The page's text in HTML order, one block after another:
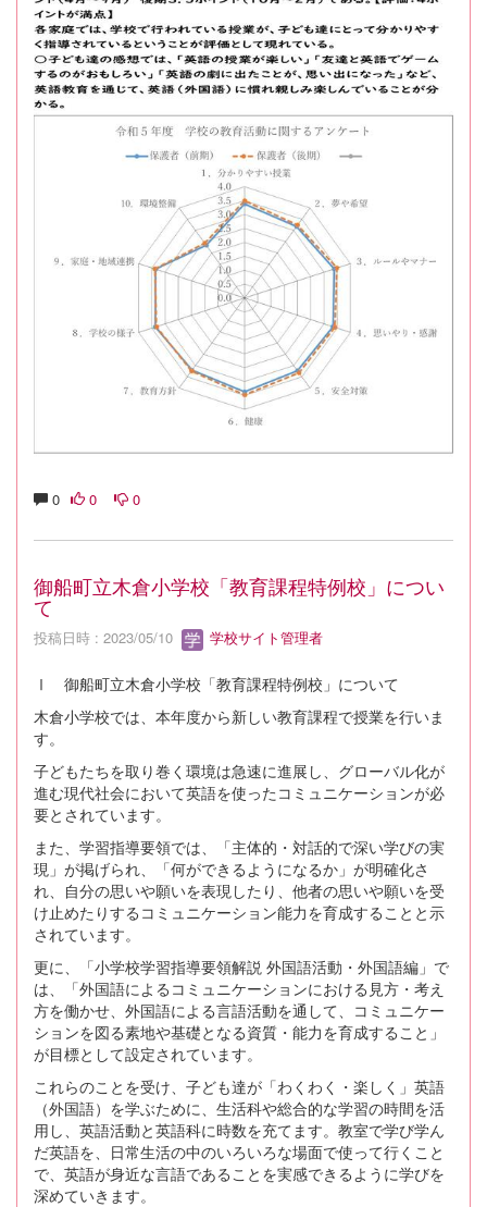
0 0 0
御船町立木倉小学校「教育課程特例校」につい
て
投稿日時 : 2023/05/10 学校サイト管理者
Ⅰ 御船町立木倉小学校「教育課程特例校」について
木倉小学校では、本年度から新しい教育課程で授業を行いま
す。
子どもたちを取り巻く環境は急速に進展し、グローバル化が
進む現代社会において英語を使ったコミュニケーションが必
要とされています。
また、学習指導要領では、「主体的・対話的で深い学びの実
現」が掲げられ、「何ができるようになるか」が明確化さ
れ、自分の思いや願いを表現したり、他者の思いや願いを受
け止めたりするコミュニケーション能力を育成することと示
されています。
更に、「小学校学習指導要領解説 外国語活動・外国語編」で
は、「外国語によるコミュニケーションにおける見方・考え
方を働かせ、外国語による言語活動を通して、コミュニケー
ションを図る素地や基礎となる資質・能力を育成すること」
が目標として設定されています。
これらのことを受け、子ども達が「わくわく・楽しく」英語
（外国語）を学ぶために、生活科や総合的な学習の時間を活
用し、英語活動と英語科に時数を充てます。教室で学び学ん
だ英語を、日常生活の中のいろいろな場面で使って行くこと
で、英語が身近な言語であることを実感できるように学びを
深めていきます。